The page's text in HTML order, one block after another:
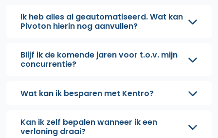
Ik heb alles al geautomatiseerd. Wat kan
Pivoton hierin nog aanvullen?
Blijf ik de komende jaren voor t.o.v. mijn
concurrentie?
Wat kan ik besparen met Kentro?
Kan ik zelf bepalen wanneer ik een
verloning draai?